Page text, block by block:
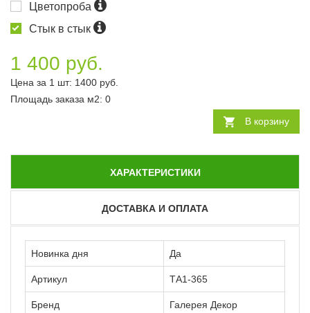
Цветопроба
Стык в стык
1 400 руб.
Цена за 1 шт: 1400 руб.
Площадь заказа м2: 0
В корзину
ХАРАКТЕРИСТИКИ
ДОСТАВКА И ОПЛАТА
Новинка дня Да
Артикул ТА1-365
Бренд Галерея Декор